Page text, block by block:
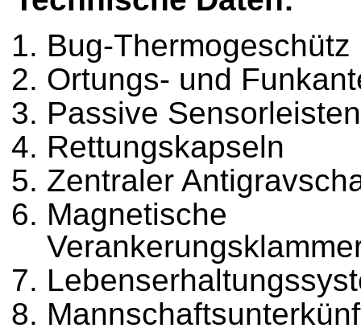
Bug-Thermogeschütz
Ortungs- und
Passive Sensorleisten
Rettungskapseln
Zentraler
Magnetische